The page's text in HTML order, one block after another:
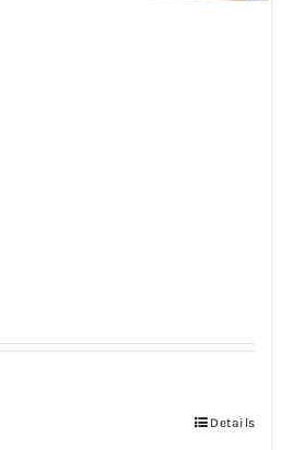
Details